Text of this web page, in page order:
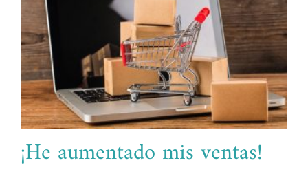
¡He aumentado mis ventas!